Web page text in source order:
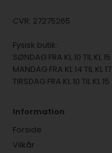
CVR: 27275265
Fysisk butik:
SØNDAG FRA KL 10 TIL KL 15
MANDAG FRA KL 14 TIL KL 17
TIRSDAG FRA KL 10 TIL KL 15
Information
Forside
Vilkår